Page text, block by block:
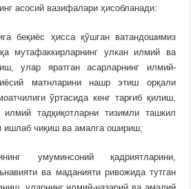
асосий вазифалари ҳисобланади:
беқиёс ҳисса қўшган ватандошимиз
мутафаккирларнинг улкан илмий ва
улар яратган асарларнинг илмий-
матнларини нашр этиш орқали
ўртасида кенг тарғиб қилиш,
тадқиқотларни тизимли ташкил
ишлаб чиқиш ва амалга ошириш;
умуминсоний қадриятларини,
ва маданияти ривожида тутган